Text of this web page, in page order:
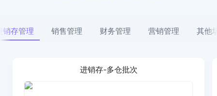
销存管理 销售管理 财务管理 营销管理 其他
进销存-多仓批次